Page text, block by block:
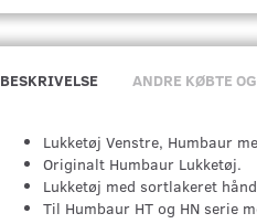
BESKRIVELSE ANDRE KØBTE
Lukketøj Venstre, Humbaur
Originalt Humbaur Lukketøj.
Lukketøj med sortlakeret
Til Humbaur HT og HN serie